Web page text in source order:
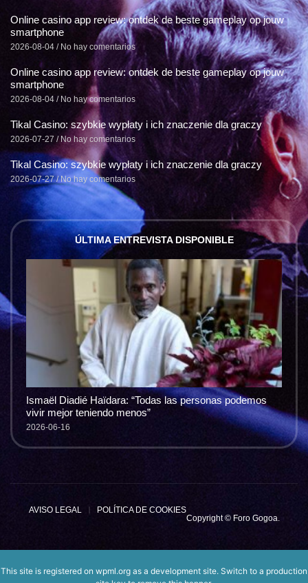
Online casino app review: ontdek de beste gameplay op jouw
smartphone
2026-08-04 No hay comentarios
Online casino app review: ontdek de beste gameplay op jouw
smartphone
2026-08-04 No hay comentarios
Tikal Casino: szybkie wypłaty i ich znaczenie dla graczy
2026-07-27 No hay comentarios
Tikal Casino: szybkie wypłaty i ich znaczenie dla graczy
2026-07-27 No hay comentarios
ÚLTIMA ENTREVISTA DISPONIBLE
Ismaël Diadié Haïdara: “Todas las personas podemos
vivir mejor teniendo menos”
2026-06-16
AVISO LEGAL
POLÍTICA DE COOKIES
Copyright © Foro Gogoa.
This site is registered on wpml.org as a development site. Switch to a production